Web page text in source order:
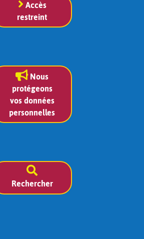
Accès
restreint
Nous
protégeons
vos données
personnelles
Rechercher